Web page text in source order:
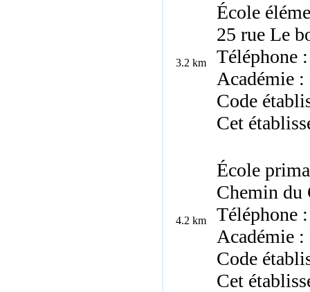
3.2 km
École
25 rue Le
Téléphone
Académie :
Code
Cet
4.2 km
École
Chemin du
Téléphone
Académie :
Code
Cet